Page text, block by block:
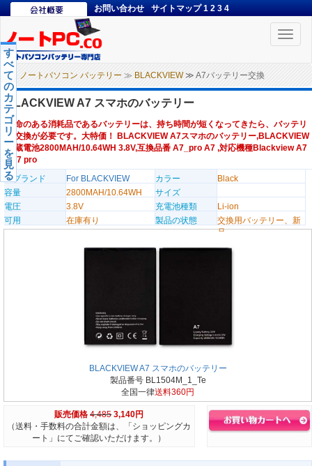
お問い合わせ サイトマップ 1 2 3 4
Toggle
ノートパソコン バッテリー ≫ BLACKVIEW≫ A7バッテリー交換
す
べ
て
の
カ
テ
ゴ
リ
ー
を
見
る
BLACKVIEW A7 スマホのバッテリー
寿命のある消耗品であるバッテリーは、持ち時間が短くなってきたら、バッテリ
ー交換が必要です。大特価！ BLACKVIEW A7スマホのバッテリー,BLACKVIEW
内蔵電池2800MAH/10.64WH 3.8V,互換品番 A7_pro A7 ,対応機種Blackview A7
/ A7 pro
のブランド
For BLACKVIEW カラー
Black
容量
2800MAH/10.64WH
サイズ
電圧
3.8V 充電池種類
Li-ion
可用
在庫有り 製品の状態
交換用バッテリー、新
品
BLACKVIEW A7 スマホのバッテリー
製品番号 BL1504M_1_Te
全国一律送料360円
販売価格 4,485 3,140円
（送料・手数料の合計金額は、「ショッピングカ
ート」にてご確認いただけます。）